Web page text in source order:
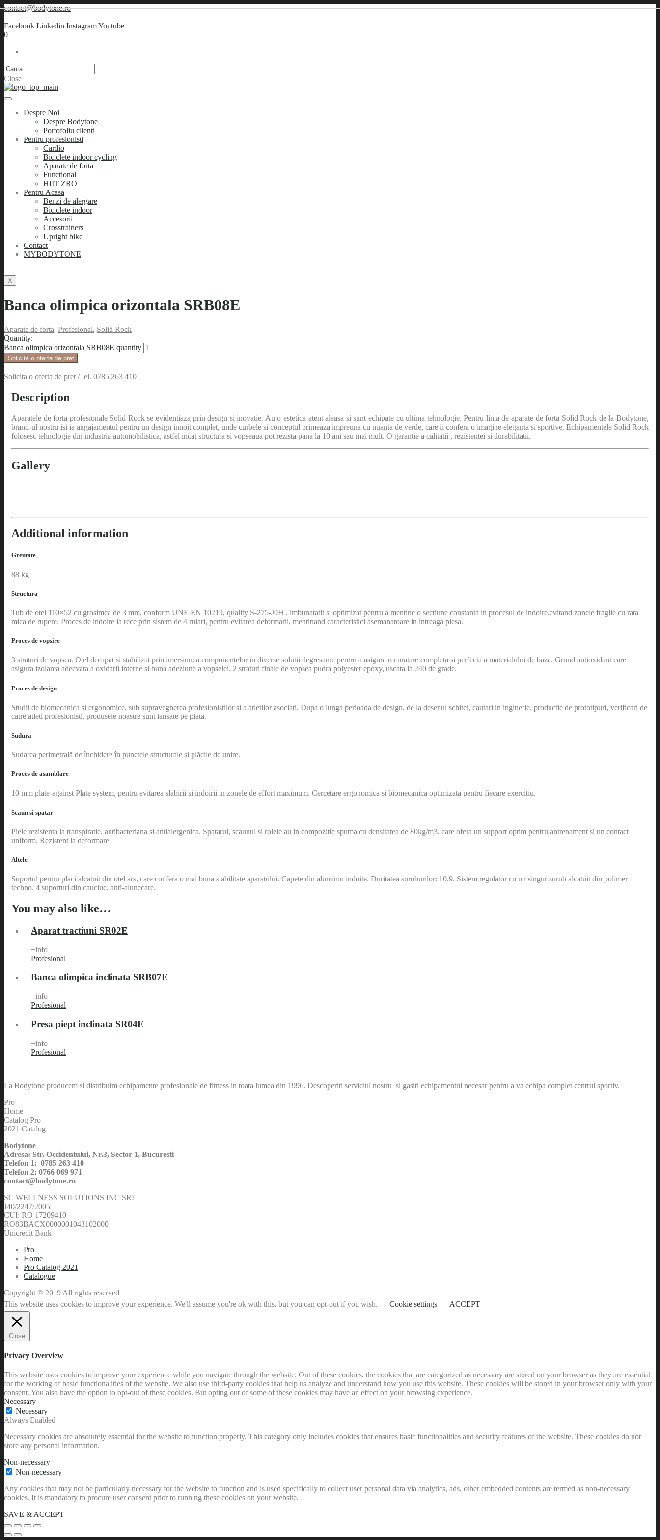
contact@bodytone.ro
Facebook Linkedin InstagramYoutube
0
Close
Despre Noi
Despre Bodytone
Portofoliu clienti
Pentru profesionisti
Cardio
Biciclete indoor cycling
Aparate de forta
Functional
HIIT ZRO
Pentru Acasa
Benzi de alergare
Biciclete indoor
Accesorii
Crosstrainers
Upright bike
Contact
MYBODYTONE
X
Banca olimpica orizontala SRB08E
Aparate de forta, Profesional, Solid Rock
Quantity:
Banca olimpica orizontala SRB08E quantity
Solicita o oferta de pret
Solicita o oferta de pret /Tel. 0785 263 410
Description
Aparatele de forta profesionale Solid Rock se evidentiaza prin design si inovatie. Au o estetica atent aleasa si sunt echipate cu ultima tehnologie. Pentru linia de aparate de forta Solid Rock de la Bodytone,
brand-ul nostru isi ia angajamentul pentru un design innoit complet, unde curbele si conceptul primeaza impreuna cu nuanta de verde, care ii confera o imagine eleganta si sportive. Echipamentele Solid Rock
folosesc tehnologie din industria automobilistica, astfel incat structura si vopseaua pot rezista pana la 10 ani sau mai mult. O garantie a calitatii , rezistentei si durabilitatii.
Gallery
Additional information
Greutate
88 kg
Structura
Tub de otel 110×52 cu grosimea de 3 mm, conform UNE EN 10219, quality S-275-J0H , imbunatatit si optimizat pentru a mentine o sectiune constanta in procesul de indoire,evitand zonele fragile cu rata
mica de rupere. Proces de indoire la rece prin sistem de 4 rulari, pentru evitarea deformarii, mentinand caracteristici asemanatoare in intreaga piesa.
Proces de vopsire
3 straturi de vopsea. Otel decapat si stabilizat prin imersiunea componentelor in diverse solutii degresante pentru a asigura o curatare completa si perfecta a materialului de baza. Grund antioxidant care
asigura izolarea adecvata a oxidarii interne si buna adeziune a vopselei. 2 straturi finale de vopsea pudra polyester epoxy, uscata la 240 de grade.
Proces de design
Studii de biomecanica si ergonomice, sub supravegherea profesionistilor si a atletilor asociati. Dupa o lunga perioada de design, de la desenul schitei, cautari in inginerie, productie de prototipuri, verificari de
catre atleti profesionisti, produsele noastre sunt lansate pe piata.
Sudura
Sudarea perimetrală de închidere în punctele structurale și plăcile de unire.
Proces de asamblare
10 mm plate-against Plate system, pentru evitarea slabirii si indoirii in zonele de effort maximum. Cercetare ergonomica si biomecanica optimizata pentru fiecare exercitiu.
Scaun si spatar
Piele rezistenta la transpiratie, antibacteriana si antialergenica. Spatarul, scaunul si rolele au in compozitie spuma cu densitatea de 80kg/m3, care ofera un support optim pentru antrenament si un contact
uniform. Rezistent la deformare.
Altele
Suportul pentru placi alcatuit din otel ars, care confera o mai buna stabilitate aparatului. Capete din aluminiu indoite. Duritatea suruburilor: 10.9. Sistem regulator cu un singur surub alcatuit din polimer
techno. 4 suporturi din cauciuc, anti-alunecare.
You may also like…
Aparat tractiuni SR02E
+info
Profesional
Banca olimpica inclinata SRB07E
+info
Profesional
Presa piept inclinata SR04E
+info
Profesional
La Bodytone producem si distribuim echipamente profesionale de fitness in toata lumea din 1996. Descoperiti serviciul nostru si gasiti echipamentul necesar pentru a va echipa complet centrul sportiv.
Pro
Home
Catalog Pro
2021 Catalog
Bodytone
Adresa: Str. Occidentului, Nr.3, Sector 1, Bucuresti
Telefon 1: 0785 263 410
Telefon 2: 0766 069 971
contact@bodytone.ro
SC WELLNESS SOLUTIONS INC SRL
J40/2247/2005
CUI: RO 17209410
RO83BACX0000001043102000
Unicredit Bank
Pro
Home
Pro Catalog 2021
Catalogue
Copyright © 2019 All rights reserved
This website uses cookies to improve your experience. We'll assume you're ok with this, but you can opt-out if you wish.
Cookie settings ACCEPT
Close
Privacy Overview
This website uses cookies to improve your experience while you navigate through the website. Out of these cookies, the cookies that are categorized as necessary are stored on your browser as they are essential
for the working of basic functionalities of the website. We also use third-party cookies that help us analyze and understand how you use this website. These cookies will be stored in your browser only with your
consent. You also have the option to opt-out of these cookies. But opting out of some of these cookies may have an effect on your browsing experience.
Necessary
Necessary
Always Enabled
Necessary cookies are absolutely essential for the website to function properly. This category only includes cookies that ensures basic functionalities and security features of the website. These cookies do not
store any personal information.
Non-necessary
Non-necessary
Any cookies that may not be particularly necessary for the website to function and is used specifically to collect user personal data via analytics, ads, other embedded contents are termed as non-necessary
cookies. It is mandatory to procure user consent prior to running these cookies on your website.
SAVE & ACCEPT